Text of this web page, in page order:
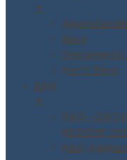
▼
Blog
Documenti
Fonti Blog
FAQ
▼
FAQ –
REGIONI
FAQ